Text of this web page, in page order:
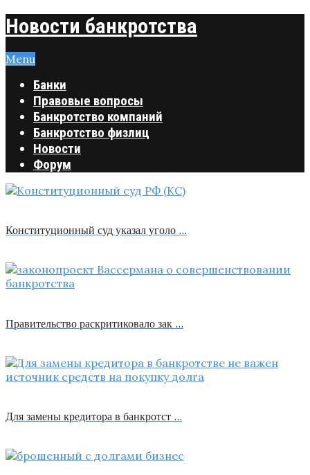
Новости банкротства
Menu
Банки
Правовые вопросы
Банкротство компаний
Банкротство физлиц
Новости
Форум
Конституционный суд указал уголо …
Правительство раскритиковало зак …
Для замены кредитора в банкротст …